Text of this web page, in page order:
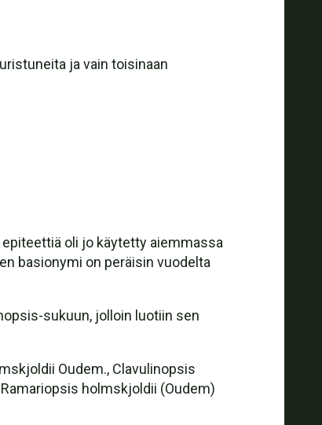
ja vain toisinaan
oli jo käytetty aiemmassa
basionymi on peräisin vuodelta
sukuun, jolloin luotiin sen
Oudem., Clavulinopsis
holmskjoldii (Oudem)